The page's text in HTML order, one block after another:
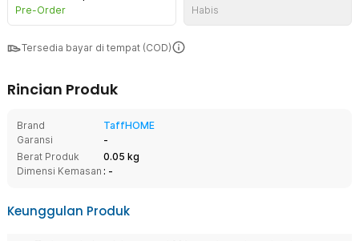
Pre-Order Habis
Tersedia bayar di tempat (COD)
Rincian Produk
Brand
TaffHOME
Garansi
-
Berat Produk
0.05 kg
Dimensi Kemasan : -
Keunggulan Produk